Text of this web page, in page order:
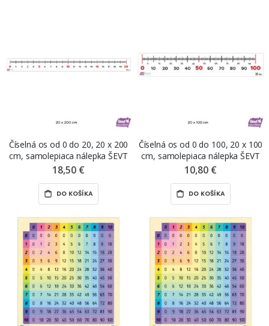
Číselná os od 0 do 20, 20 x 200
cm, samolepiaca nálepka ŠEVT
samolepka
18,50 €
DO KOŠÍKA
Číselná os od 0 do 100, 20 x 100
cm, samolepiaca nálepka ŠEVT
samolepka
10,80 €
DO KOŠÍKA